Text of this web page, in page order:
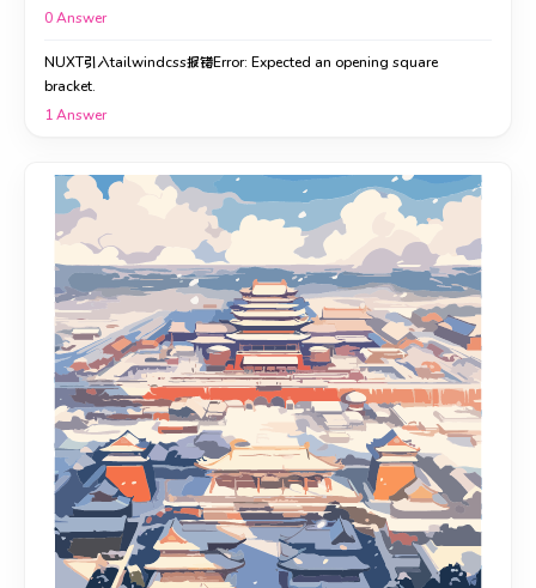
0Answer
NUXT引入tailwindcss报错Error: Expected an opening square
bracket.
1Answer